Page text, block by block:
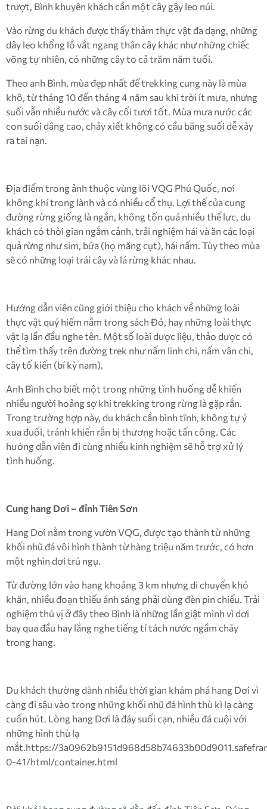
trượt, Bình khuyên khách cần một cây gậy leo núi.
Vào rừng du khách được thấy thảm thực vật đa dạng, những
dây leo khổng lồ vắt ngang thân cây khác như những chiếc
võng tự nhiên, có những cây to cả trăm năm tuổi.
Theo anh Bình, mùa đẹp nhất để trekking cung này là mùa
khô, từ tháng 10 đến tháng 4 năm sau khi trời ít mưa, nhưng
suối vẫn nhiều nước và cây cối tươi tốt. Mùa mưa nước các
con suối dâng cao, chảy xiết không có cầu băng suối dễ xảy
ra tai nạn.
Địa điểm trong ảnh thuộc vùng lõi VQG Phú Quốc, nơi
không khí trong lành và có nhiều cổ thụ. Lợi thế của cung
đường rừng giống là ngắn, không tốn quá nhiều thể lực, du
khách có thời gian ngắm cảnh, trải nghiệm hái và ăn các loại
quả rừng như sim, bứa (họ măng cụt), hái nấm. Tùy theo mùa
sẽ có những loại trái cây và lá rừng khác nhau.
Hướng dẫn viên cũng giới thiệu cho khách về những loài
thực vật quý hiếm nằm trong sách Đỏ, hay những loài thực
vật lạ lần đầu nghe tên. Một số loài dược liệu, thảo dược có
thể tìm thấy trên đường trek như nấm linh chi, nấm vân chi,
cây tổ kiến (bí kỳ nam).
Anh Bình cho biết một trong những tình huống dễ khiến
nhiều người hoảng sợ khi trekking trong rừng là gặp rắn.
Trong trường hợp này, du khách cần bình tĩnh, không tự ý
xua đuổi, tránh khiến rắn bị thương hoặc tấn công. Các
hướng dẫn viên đi cùng nhiều kinh nghiệm sẽ hỗ trợ xử lý
tình huống.
Cung hang Dơi – đỉnh Tiên Sơn
Hang Dơi nằm trong vườn VQG, được tạo thành từ những
khối nhũ đá vôi hình thành từ hàng triệu năm trước, có hơn
một nghìn dơi trú ngụ.
Từ đường lớn vào hang khoảng 3 km nhưng di chuyển khó
khăn, nhiều đoạn thiếu ánh sáng phải dùng đèn pin chiếu. Trải
nghiệm thú vị ở đây theo Bình là những lần giật mình vì dơi
bay qua đầu hay lắng nghe tiếng tí tách nước ngầm chảy
trong hang.
Du khách thường dành nhiều thời gian khám phá hang Dơi vì
càng đi sâu vào trong những khối nhũ đá hình thù kì lạ càng
cuốn hút. Lòng hang Dơi là đáy suối cạn, nhiều đá cuội với
những hình thù lạ
mắt.https://
0-41/html/container.html